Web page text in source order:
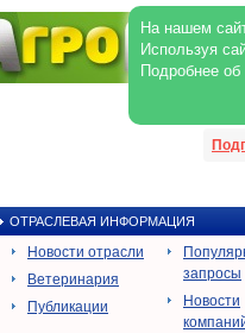
На нашем
Используя
Подробнее
ОТРАСЛЕВАЯ ИНФОРМАЦИЯ
Новости отрасли
Ветеринария
Публикации
запросы
Новости